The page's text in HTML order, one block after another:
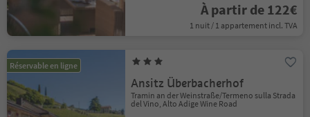
À partir de 122€
1 nuit / 1 appartement incl. TVA
Réservable en ligne
Ansitz Überbacherhof
Tramin an der Weinstraße/Termeno sulla Strada
del Vino, Alto Adige Wine Road